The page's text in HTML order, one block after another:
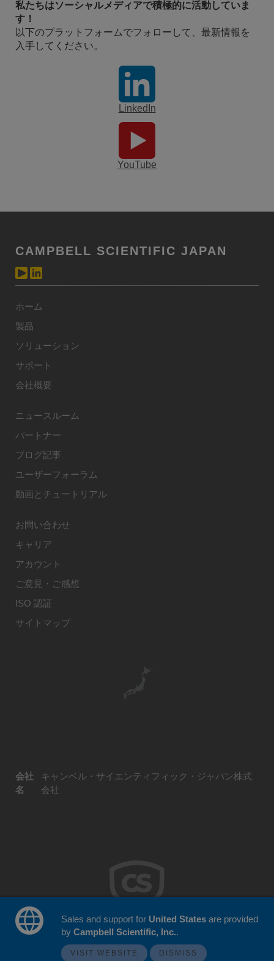
私たちはソーシャルメディアで積極的に活動していま
す！
以下のプラットフォームでフォローして、最新情報を
入手してください。
LinkedIn
YouTube
CAMPBELL SCIENTIFIC JAPAN
ホーム
製品
ソリューション
サポート
会社概要
ニュースルーム
パートナー
ブログ記事
ユーザーフォーラム
動画とチュートリアル
お問い合わせ
キャリア
アカウント
ご意見・ご感想
ISO 認証
サイトマップ
会社
名
キャンベル・サイエンティフィック・ジャパン株式
会社
ウェブサイトフィードバック
© 2026 Campbell Scientific Japan
Sales and support for United Statesare provided
by Campbell Scientific, Inc..
VISIT WEBSITE DISMISS